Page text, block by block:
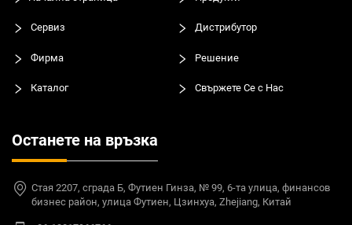
Сервиз Дистрибутор
Фирма Решение
Каталог Свържете Се с Нас
Останете на връзка
Стая 2207, сграда Б, Футиен Гинза, № 99, 6-та улица, финансов
бизнес район, улица Футиен, Цзинхуа, Zhejiang, Китай